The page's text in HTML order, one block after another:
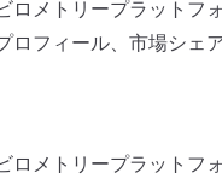
ロメトリープラットフ
ロフィール、市場シ
ロメトリープラットフ